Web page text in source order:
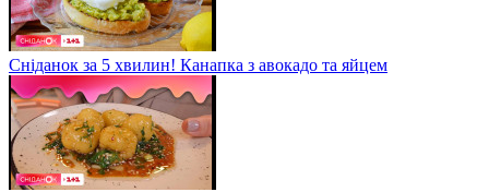
Сніданок за 5 хвилин! Канапка з авокадо та яйцем